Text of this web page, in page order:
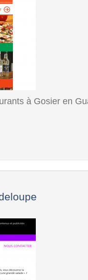
à Gosier en